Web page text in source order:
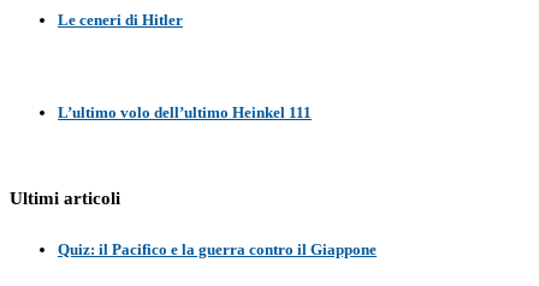
Le ceneri di Hitler
L’ultimo volo dell’ultimo Heinkel 111
Ultimi articoli
Quiz: il Pacifico e la guerra contro il Giappone